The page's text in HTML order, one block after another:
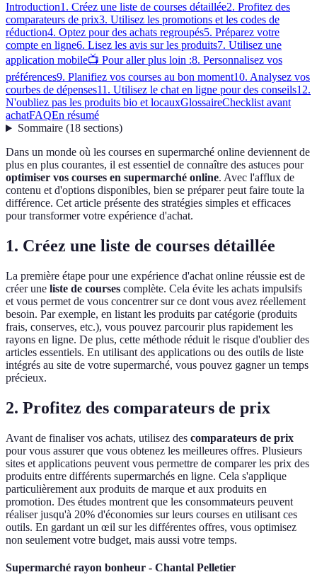
Introduction1. Créez une liste de courses détaillée2. Profitez des
comparateurs de prix3. Utilisez les promotions et les codes de
réduction4. Optez pour des achats regroupés5. Préparez votre
compte en ligne6. Lisez les avis sur les produits7. Utilisez une
application mobile📺 Pour aller plus loin :8. Personnalisez vos
préférences9. Planifiez vos courses au bon moment10. Analysez vos
courbes de dépenses11. Utilisez le chat en ligne pour des conseils12.
N'oubliez pas les produits bio et locauxGlossaireChecklist avant
achatFAQEn résumé
Sommaire(18 sections)
Dans un monde où les courses en supermarché online deviennent de
plus en plus courantes, il est essentiel de connaître des astuces pour
optimiser vos courses en supermarché online. Avec l'afflux de
contenu et d'options disponibles, bien se préparer peut faire toute la
différence. Cet article présente des stratégies simples et efficaces
pour transformer votre expérience d'achat.
1. Créez une liste de courses détaillée
La première étape pour une expérience d'achat online réussie est de
créer une liste de courses complète. Cela évite les achats impulsifs
et vous permet de vous concentrer sur ce dont vous avez réellement
besoin. Par exemple, en listant les produits par catégorie (produits
frais, conserves, etc.), vous pouvez parcourir plus rapidement les
rayons en ligne. De plus, cette méthode réduit le risque d'oublier des
articles essentiels. En utilisant des applications ou des outils de liste
intégrés au site de votre supermarché, vous pouvez gagner un temps
précieux.
2. Profitez des comparateurs de prix
Avant de finaliser vos achats, utilisez des comparateurs de prix
pour vous assurer que vous obtenez les meilleures offres. Plusieurs
sites et applications peuvent vous permettre de comparer les prix des
produits entre différents supermarchés en ligne. Cela s'applique
particulièrement aux produits de marque et aux produits en
promotion. Des études montrent que les consommateurs peuvent
réaliser jusqu'à 20% d'économies sur leurs courses en utilisant ces
outils. En gardant un œil sur les différentes offres, vous optimisez
non seulement votre budget, mais aussi votre temps.
Supermarché rayon bonheur - Chantal Pelletier